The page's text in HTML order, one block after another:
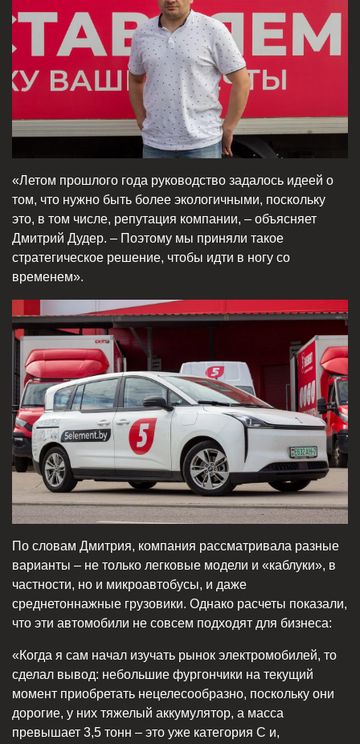
«Летом прошлого года руководство задалось идеей о
том, что нужно быть более экологичными, поскольку
это, в том числе, репутация компании, – объясняет
Дмитрий Дудер. – Поэтому мы приняли такое
стратегическое решение, чтобы идти в ногу со
временем».
По словам Дмитрия, компания рассматривала разные
варианты – не только легковые модели и «каблуки», в
частности, но и микроавтобусы, и даже
среднетоннажные грузовики. Однако расчеты показали,
что эти автомобили не совсем подходят для бизнеса:
«Когда я сам начал изучать рынок электромобилей, то
сделал вывод: небольшие фургончики на текущий
момент приобретать нецелесообразно, поскольку они
дорогие, у них тяжелый аккумулятор, а масса
превышает 3,5 тонн – это уже категория С и,